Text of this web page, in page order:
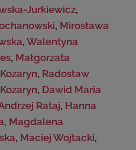
Jurkiewicz,
, Mirosława
,Walentyna
, Małgorzata
, Radosław
, Dawid Maria
Rataj, Hanna
, Magdalena
, Maciej Wojtacki,